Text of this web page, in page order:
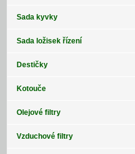
Sada kyvky
Sada ložisek řízení
Destičky
Kotouče
Olejové filtry
Vzduchové filtry